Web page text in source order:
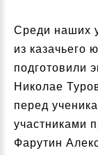
Среди наших
из казачьего
подготовили
Николае
перед
участниками
Фарутин